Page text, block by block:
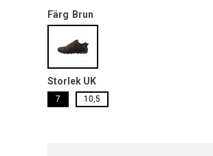
Färg Brun
Storlek UK
7 10,5